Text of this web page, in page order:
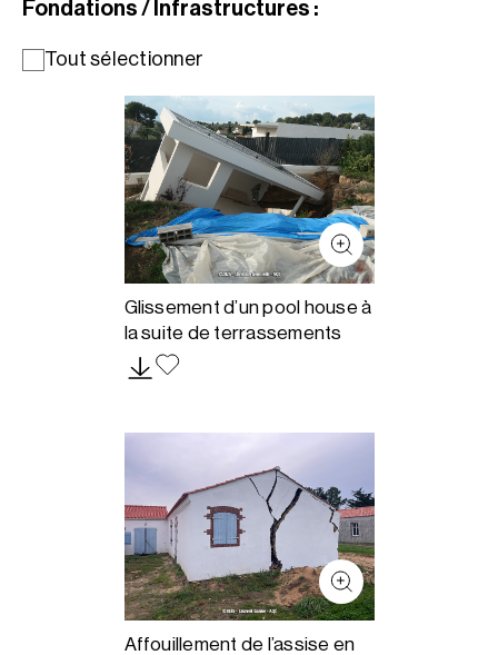
Fondations / Infrastructures :
Tout sélectionner
Glissement d’un pool house à
la suite de terrassements
Affouillement de l’assise en